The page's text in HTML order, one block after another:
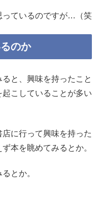
っているのですが…（笑
のか
と、興味を持ったこと
こしていることが多い
に行って興味を持った
本を眺めてみるとか。
とか。